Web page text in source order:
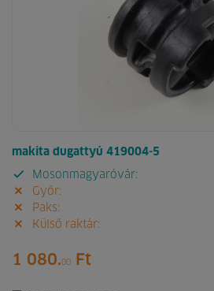
makita dugattyú 419004-5
Mosonmagyaróvár:
Győr:
Paks:
Külső raktár:
1 080.00 Ft